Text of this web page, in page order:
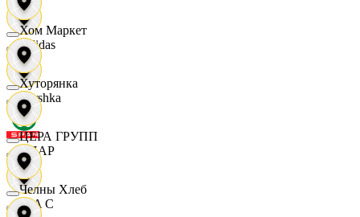
Adidas
Bershka
СПАР
M A C
Хом Маркет
Хуторянка
ЦЕРА ГРУПП
Челны Хлеб